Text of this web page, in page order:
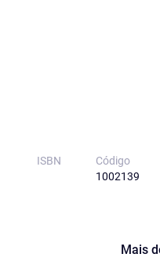
ISBN
Código
1002139
Mais